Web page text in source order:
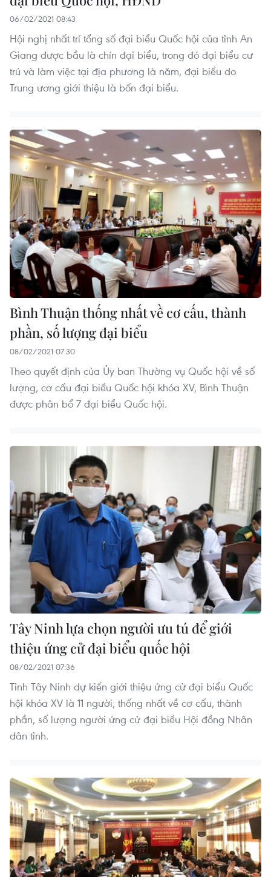
06/02/2021 08:43
Hội nghị nhất trí tổng số đại biểu Quốc hội của tỉnh An
Giang được bầu là chín đại biểu, trong đó đại biểu cư
trú và làm việc tại địa phương là năm, đại biểu do
Trung ương giới thiệu là bốn đại biểu.
Bình Thuận thống nhất về cơ cấu, thành
phần, số lượng đại biểu
08/02/2021 07:30
Theo quyết định của Ủy ban Thường vụ Quốc hội về số
lượng, cơ cấu đại biểu Quốc hội khóa XV, Bình Thuận
được phân bổ 7 đại biểu Quốc hội.
Tây Ninh lựa chọn người ưu tú để giới
thiệu ứng cử đại biểu quốc hội
08/02/2021 07:36
Tỉnh Tây Ninh dự kiến giới thiệu ứng cử đại biểu Quốc
hội khóa XV là 11 người; thống nhất về cơ cấu, thành
phần, số lượng người ứng cử đại biểu Hội đồng Nhân
dân tỉnh.